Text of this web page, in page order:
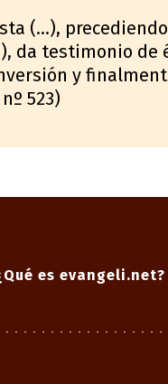
(…),
da testimonio
y
523)
es evangeli.net?